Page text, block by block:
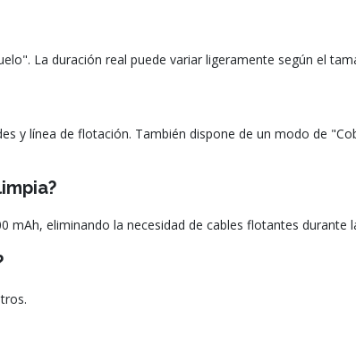
La duración real puede variar ligeramente según el
y línea de flotación. También dispone de un modo de
mAh, eliminando la necesidad de cables flotantes durante